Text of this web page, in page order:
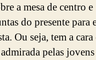
a mesa de centro e
do presente para
Ou seja, tem a cara
pelas jovens